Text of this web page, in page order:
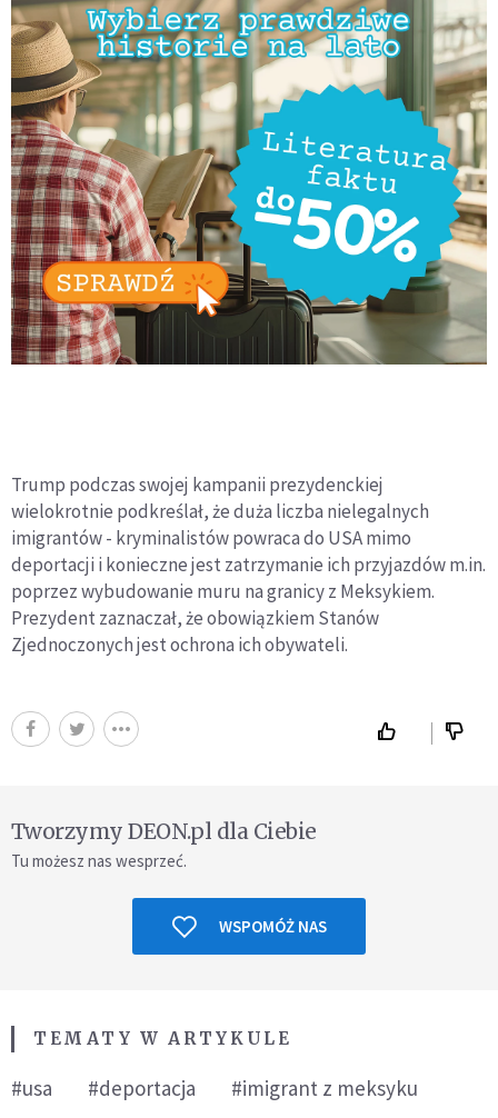
Trump podczas swojej kampanii prezydenckiej
wielokrotnie podkreślał, że duża liczba nielegalnych
imigrantów - kryminalistów powraca do USA mimo
deportacji i konieczne jest zatrzymanie ich przyjazdów m.in.
poprzez wybudowanie muru na granicy z Meksykiem.
Prezydent zaznaczał, że obowiązkiem Stanów
Zjednoczonych jest ochrona ich obywateli.
Tworzymy DEON.pl dla Ciebie
Tu możesz nas wesprzeć.
WSPOMÓŻ NAS
TEMATY W ARTYKULE
#usa #deportacja #imigrant z meksyku